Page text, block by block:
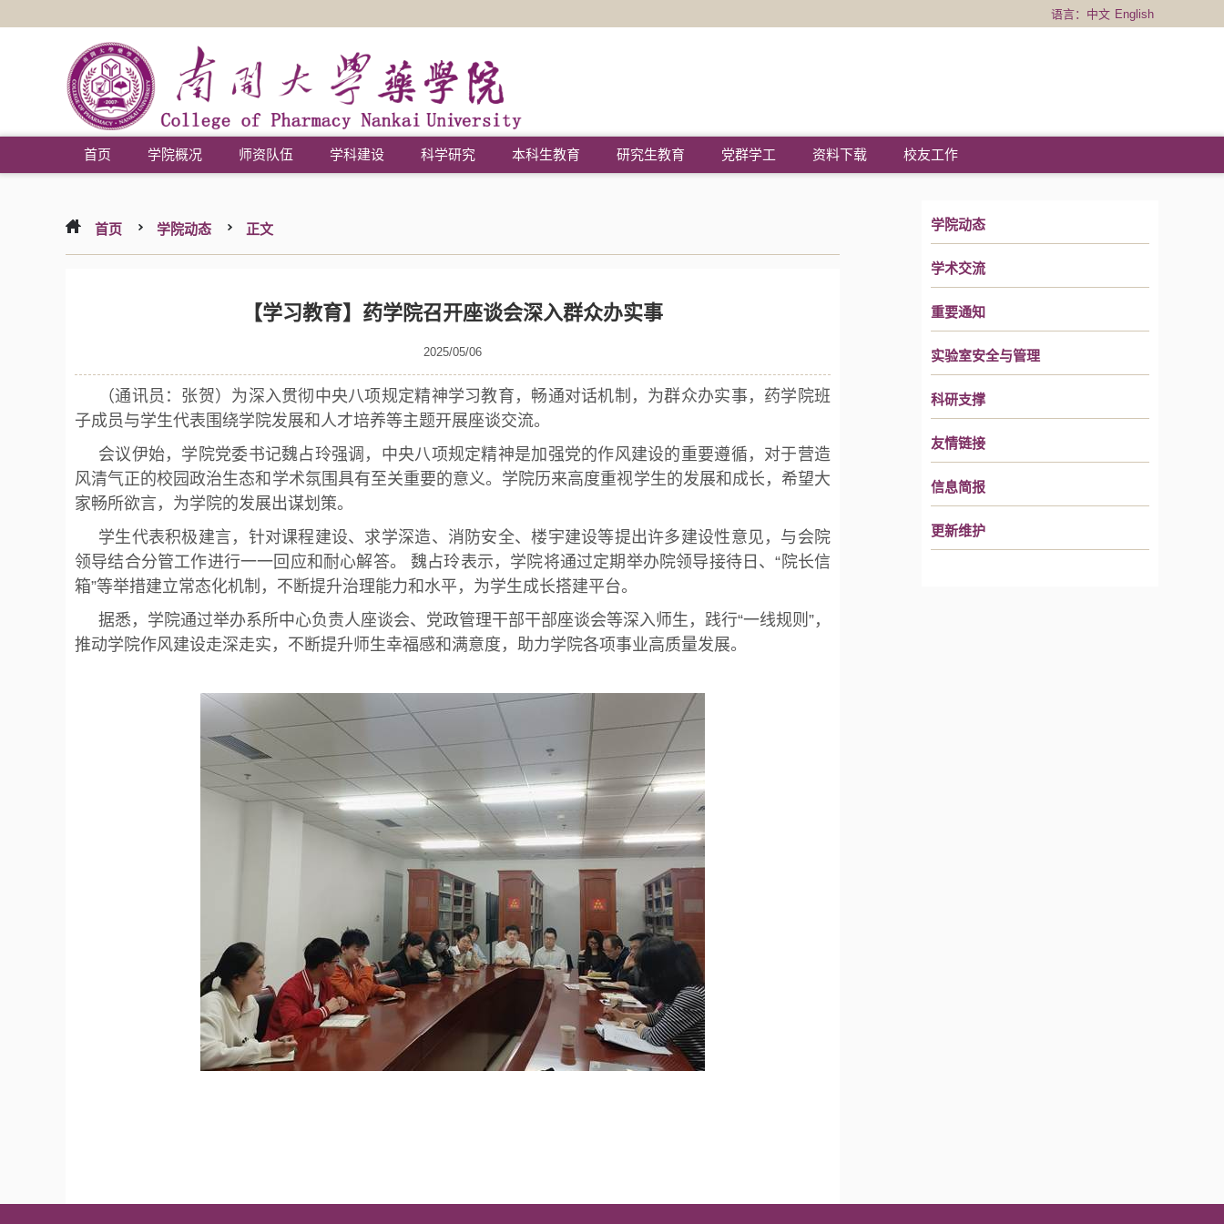
语言： 中文 English
首页 学院概况 师资队伍 学科建设 科学研究 本科生教育 研究生教育 党群学工 资料下载 校友工作
首页 学院动态 正文
【学习教育】药学院召开座谈会深入群众办实事
2025/05/06
（通讯员：张贺）为深入贯彻中央八项规定精神学习教育，畅通对话机制，为群众办实事，药学院班
子成员与学生代表围绕学院发展和人才培养等主题开展座谈交流。
会议伊始，学院党委书记魏占玲强调，中央八项规定精神是加强党的作风建设的重要遵循，对于营造
风清气正的校园政治生态和学术氛围具有至关重要的意义。学院历来高度重视学生的发展和成长，希望大
家畅所欲言，为学院的发展出谋划策。
学生代表积极建言，针对课程建设、求学深造、消防安全、楼宇建设等提出许多建设性意见，与会院
领导结合分管工作进行一一回应和耐心解答。 魏占玲表示，学院将通过定期举办院领导接待日、“院长信
箱”等举措建立常态化机制，不断提升治理能力和水平，为学生成长搭建平台。
据悉，学院通过举办系所中心负责人座谈会、党政管理干部干部座谈会等深入师生，践行“一线规则”，
推动学院作风建设走深走实，不断提升师生幸福感和满意度，助力学院各项事业高质量发展。
学院动态
学术交流
重要通知
实验室安全与管理
科研支撑
友情链接
信息简报
更新维护